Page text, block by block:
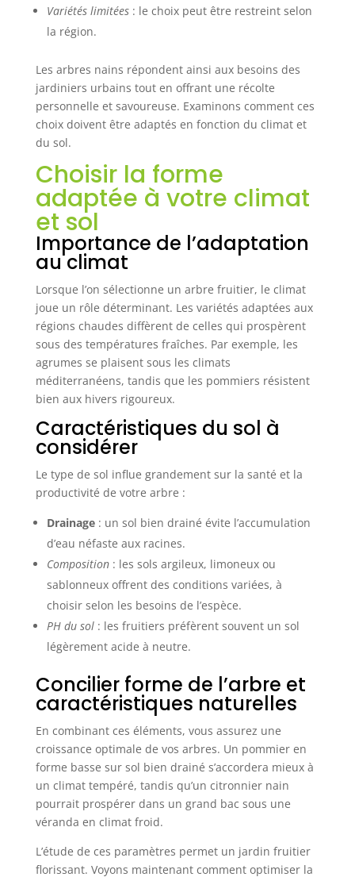
Variétés limitées: le choix peut être restreint selon
la région.
Les arbres nains répondent ainsi aux besoins des
jardiniers urbains tout en offrant une récolte
personnelle et savoureuse. Examinons comment ces
choix doivent être adaptés en fonction du climat et
du sol.
Choisir la forme
adaptée à votre climat
et sol
Importance de l’adaptation
au climat
Lorsque l’on sélectionne un arbre fruitier, le climat
joue un rôle déterminant. Les variétés adaptées aux
régions chaudes diffèrent de celles qui prospèrent
sous des températures fraîches. Par exemple, les
agrumes se plaisent sous les climats
méditerranéens, tandis que les pommiers résistent
bien aux hivers rigoureux.
Caractéristiques du sol à
considérer
Le type de sol influe grandement sur la santé et la
productivité de votre arbre :
Drainage: un sol bien drainé évite l’accumulation
d’eau néfaste aux racines.
Composition: les sols argileux, limoneux ou
sablonneux offrent des conditions variées, à
choisir selon les besoins de l’espèce.
PH du sol: les fruitiers préfèrent souvent un sol
légèrement acide à neutre.
Concilier forme de l’arbre et
caractéristiques naturelles
En combinant ces éléments, vous assurez une
croissance optimale de vos arbres. Un pommier en
forme basse sur sol bien drainé s’accordera mieux à
un climat tempéré, tandis qu’un citronnier nain
pourrait prospérer dans un grand bac sous une
véranda en climat froid.
L’étude de ces paramètres permet un jardin fruitier
florissant. Voyons maintenant comment optimiser la